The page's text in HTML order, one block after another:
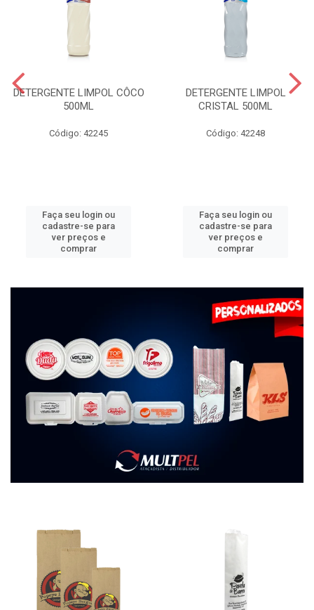
DETERGENTE LIMPOL CÔCO
500ML
Código: 42245
Faça seu login ou
cadastre-se para
ver preços e
comprar
DETERGENTE LIMPOL
CRISTAL 500ML
Código: 42248
Faça seu login ou
cadastre-se para
ver preços e
comprar